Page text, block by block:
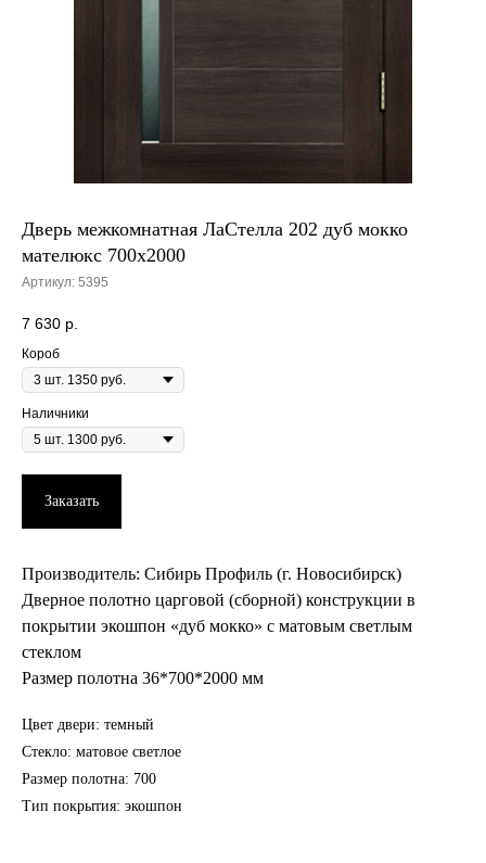
Дверь межкомнатная ЛаСтелла 202 дуб мокко
мателюкс 700х2000
Артикул: 5395
7 630 р.
Короб
Наличники
Заказать
Производитель: Сибирь Профиль (г. Новосибирск)
Дверное полотно царговой (сборной) конструкции в
покрытии экошпон «дуб мокко» с матовым светлым
стеклом
Размер полотна 36*700*2000 мм
Цвет двери: темный
Стекло: матовое светлое
Размер полотна: 700
Тип покрытия: экошпон